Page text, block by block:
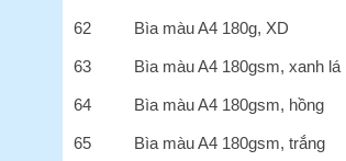
62 Bìa màu A4 180g, XD
63 Bìa màu A4 180gsm, xanh lá
64 Bìa màu A4 180gsm, hồng
65 Bìa màu A4 180gsm, trắng